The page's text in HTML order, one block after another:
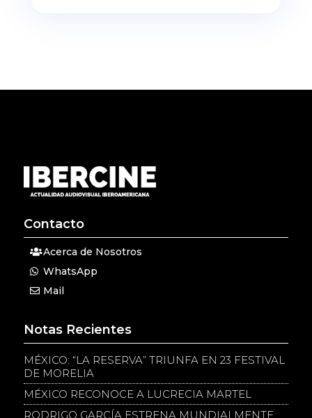
Contacto
Acerca de Nosotros
WhatsApp
Mail
Notas Recientes
MÉXICO: “LA RESERVA” TRIUNFA EN 23 FESTIVAL
DE MORELIA
MÉXICO RECONOCE A LUCRECIA MARTEL
RODRIGO GARCÍA ESTRENA MUNDIALMENTE